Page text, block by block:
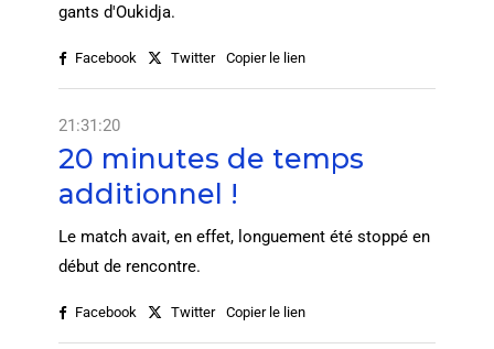
gants d'Oukidja.
Facebook Twitter Copier le lien
21:31:20
20 minutes de temps
additionnel !
Le match avait, en effet, longuement été stoppé en
début de rencontre.
Facebook Twitter Copier le lien